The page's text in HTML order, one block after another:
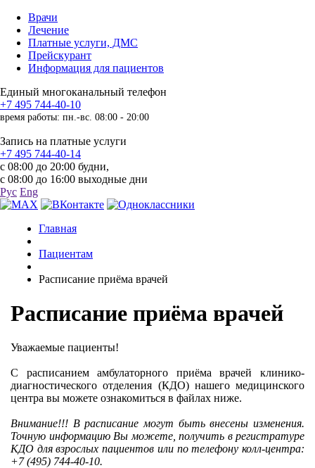
Врачи
Лечение
Платные услуги, ДМС
Прейскурант
Информация для пациентов
Единый многоканальный телефон
+7 495 744-40-10
время работы: пн.-вс. 08:00 - 20:00
Запись на платные услуги
+7 495 744-40-14
с 08:00 до 20:00 будни,
с 08:00 до 16:00 выходные дни
Рус Eng
Главная
Пациентам
Расписание приёма врачей
Расписание приёма врачей
Уважаемые пациенты!
С расписанием амбулаторного приёма врачей клинико-
диагностического отделения (КДО) нашего медицинского
центра вы можете ознакомиться в файлах ниже.
Внимание!!! В расписание могут быть внесены изменения.
Точную информацию Вы можете, получить в регистратуре
КДО для взрослых пациентов или по телефону колл-центра:
+7 (495) 744-40-10.